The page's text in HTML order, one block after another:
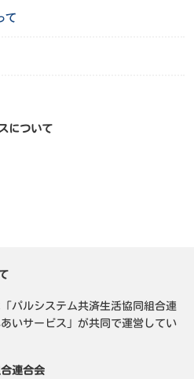
て
について
パルシステム共済生活協同組合連
いサービス」が共同で運営してい
連合会